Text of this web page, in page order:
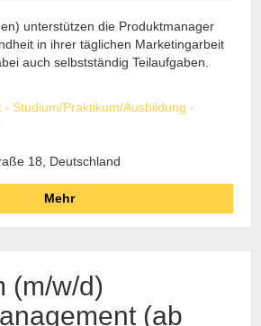
unterstützen die Produktmanager
in ihrer täglichen Marketingarbeit
auch selbstständig Teilaufgaben.
Studium/Praktikum/Ausbildung -
18, Deutschland
Mehr
(m/w/d)
(ab